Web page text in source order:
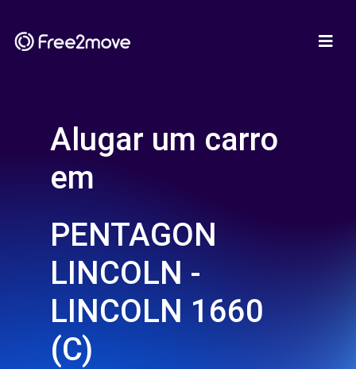
Alugar um carro
em
PENTAGON
LINCOLN -
LINCOLN 1660
(C)